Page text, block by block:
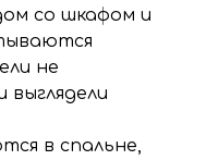
со шкафом и
не
выглядели
в спальне,